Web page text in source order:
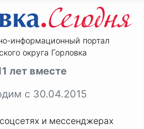
информационный портал
округа Горловка
лет вместе
с 30.04.2015
и мессенджерах